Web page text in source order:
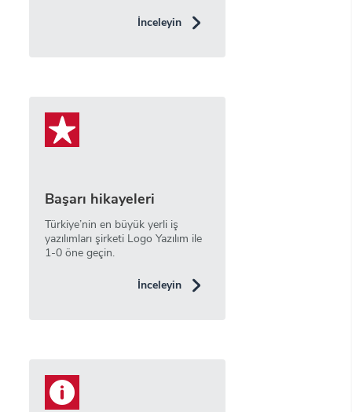
İnceleyin
Başarı hikayeleri
Türkiye’nin en büyük yerli iş
yazılımları şirketi Logo Yazılım ile
1-0 öne geçin.
İnceleyin